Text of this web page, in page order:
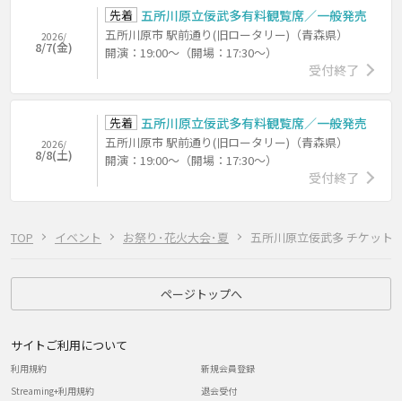
TOP イベント お祭り･花火大会･夏 五所川原立佞武多 チケット
2026/
8/7(金)
先着 五所川原立佞武多有料観覧席／一般発売
五所川原市 駅前通り(旧ロータリー)（青森県）
開演：19:00～（開場：17:30～）
受付終了
2026/
8/8(土)
先着 五所川原立佞武多有料観覧席／一般発売
五所川原市 駅前通り(旧ロータリー)（青森県）
開演：19:00～（開場：17:30～）
受付終了
ページトップへ
サイトご利用について
利用規約
Streaming+利用規約
新規会員登録
退会受付